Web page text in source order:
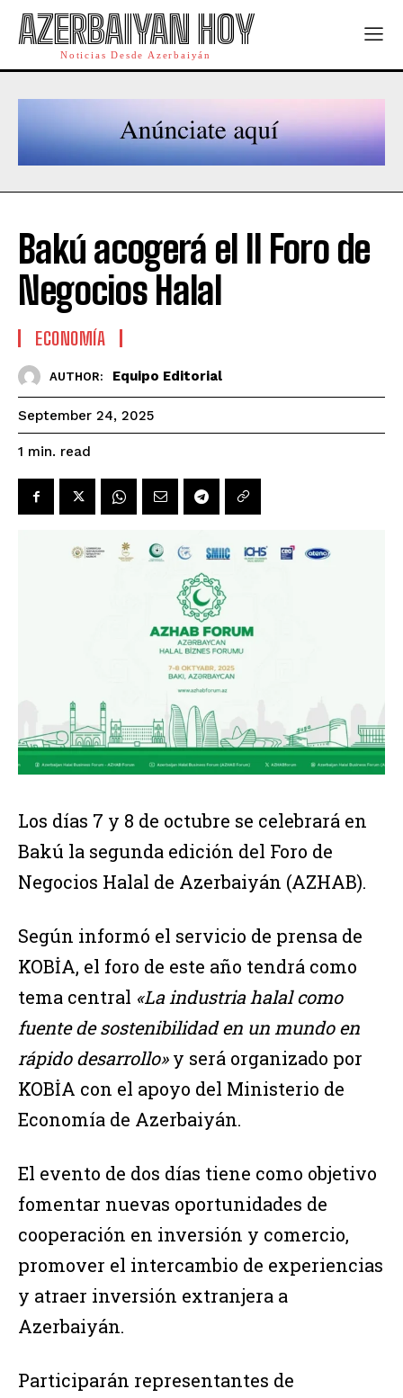
AZERBAIYAN HOY
Noticias Desde Azerbaiyán
Bakú acogerá el II Foro de
Negocios Halal
ECONOMÍA
AUTHOR: Equipo Editorial
September 24, 2025
1 min. read
Los días 7 y 8 de octubre se celebrará en
Bakú la segunda edición del Foro de
Negocios Halal de Azerbaiyán (AZHAB).
Según informó el servicio de prensa de
KOBİA, el foro de este año tendrá como
tema central «La industria halal como
fuente de sostenibilidad en un mundo en
rápido desarrollo»y será organizado por
KOBİA con el apoyo del Ministerio de
Economía de Azerbaiyán.
El evento de dos días tiene como objetivo
fomentar nuevas oportunidades de
cooperación en inversión y comercio,
promover el intercambio de experiencias
y atraer inversión extranjera a
Azerbaiyán.
Participarán representantes de